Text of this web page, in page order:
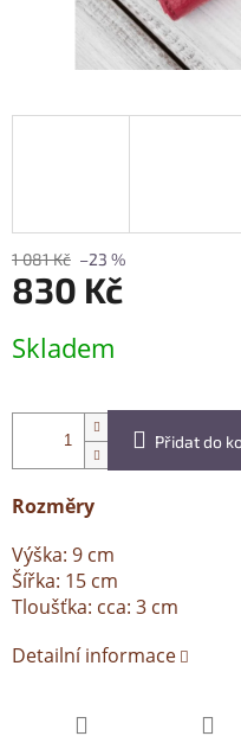
1 081 Kč –23 %
830 Kč
cena:
Skladem
Přidat do
Rozměry
Výška: 9 cm
Šířka: 15 cm
Tloušťka: cca: 3 cm
Detailní informace